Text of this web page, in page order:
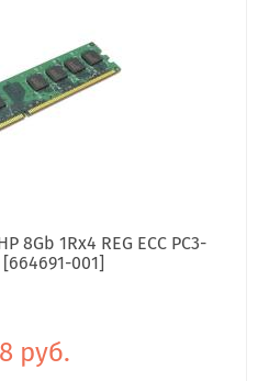
8Gb 1Rx4 REG ECC PC3-
[664691-001]
руб.